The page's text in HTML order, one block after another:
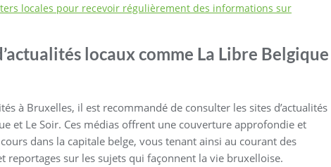
locales pour recevoir régulièrement des informations sur
locaux comme La Libre Belgique
à Bruxelles, il est recommandé de consulter les sites d’actualités
et Le Soir. Ces médias offrent une couverture approfondie et
dans la capitale belge, vous tenant ainsi au courant des
reportages sur les sujets qui façonnent la vie bruxelloise.